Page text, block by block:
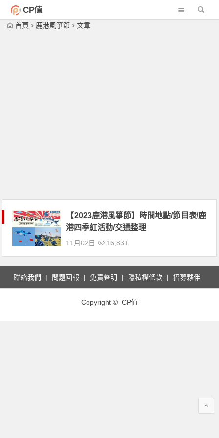
CP值
首頁 鹿港風箏節 文章
【2023鹿港風箏節】時間地點/節目表/鹿
港四季紅活動/交通整理
11月02日 16,831
聯絡我們 問題回報 免責聲明 隱私權條款 招募夥伴
Copyright © CP值